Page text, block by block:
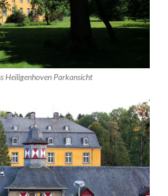
Heiligenhoven Parkansicht